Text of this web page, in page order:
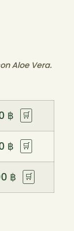
Aloe Vera.
฿ 🛒
฿ 🛒
฿ 🛒